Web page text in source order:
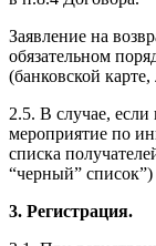
Заявление на
обязательном
(банковской
2.5. В случае,
мероприятие по
списка
“черный” список”)
3. Регистрация.